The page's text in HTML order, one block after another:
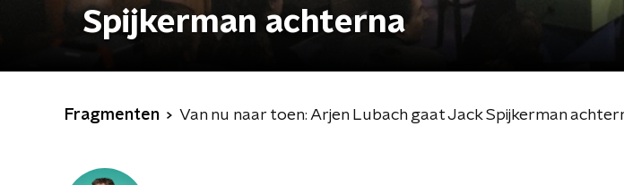
Spijkerman achterna
Fragmenten Van nu naar toen: Arjen Lubach gaat Jack Spijkerman